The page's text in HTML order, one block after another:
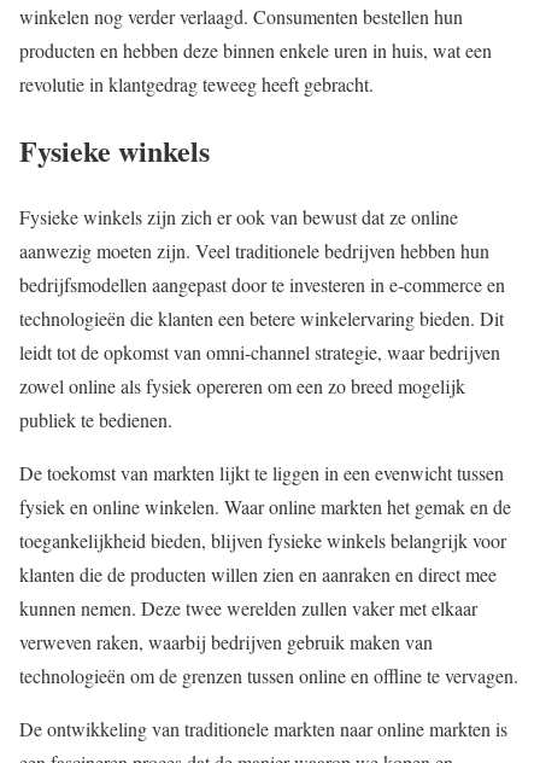
winkelen nog verder verlaagd. Consumenten bestellen hun
producten en hebben deze binnen enkele uren in huis, wat een
revolutie in klantgedrag teweeg heeft gebracht.
Fysieke winkels
Fysieke winkels zijn zich er ook van bewust dat ze online
aanwezig moeten zijn. Veel traditionele bedrijven hebben hun
bedrijfsmodellen aangepast door te investeren in e-commerce en
technologieën die klanten een betere winkelervaring bieden. Dit
leidt tot de opkomst van omni-channel strategie, waar bedrijven
zowel online als fysiek opereren om een zo breed mogelijk
publiek te bedienen.
De toekomst van markten lijkt te liggen in een evenwicht tussen
fysiek en online winkelen. Waar online markten het gemak en de
toegankelijkheid bieden, blijven fysieke winkels belangrijk voor
klanten die de producten willen zien en aanraken en direct mee
kunnen nemen. Deze twee werelden zullen vaker met elkaar
verweven raken, waarbij bedrijven gebruik maken van
technologieën om de grenzen tussen online en offline te vervagen.
De ontwikkeling van traditionele markten naar online markten is